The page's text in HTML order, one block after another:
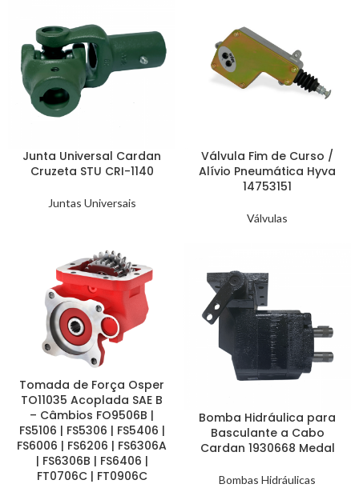
Junta Universal Cardan
Cruzeta STU CRI-1140
Juntas Universais
Válvula Fim de Curso /
Alívio Pneumática Hyva
14753151
Válvulas
Tomada de Força Osper
TO11035 Acoplada SAE B
– Câmbios FO9506B |
FS5106 | FS5306 | FS5406 |
FS6006 | FS6206 | FS6306A
| FS6306B | FS6406 |
FT0706C | FT0906C
Bomba Hidráulica para
Basculante a Cabo
Cardan 1930668 Medal
Bombas Hidráulicas